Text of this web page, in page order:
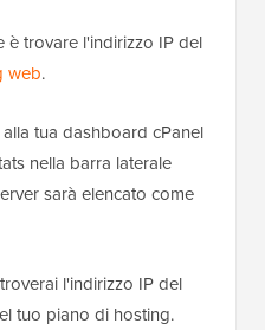
è trovare l'indirizzo IP del
web.
tua dashboard cPanel
nella barra laterale
sarà elencato come
l'indirizzo IP del
tuo piano di hosting.